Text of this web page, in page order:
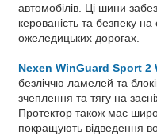
автомобілів. Ці шини
керованість та безпеку
ожеледицьких дорогах.
Nexen WinGuard Sport 2
безліччю ламелей та
зчеплення та тягу на
Протектор також має
покращують відведення